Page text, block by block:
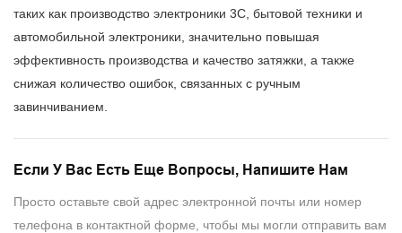
таких как производство электроники 3C, бытовой техники и
автомобильной электроники, значительно повышая
эффективность производства и качество затяжки, а также
снижая количество ошибок, связанных с ручным
завинчиванием.
Если У Вас Есть Еще Вопросы, Напишите Нам
Просто оставьте свой адрес электронной почты или номер
телефона в контактной форме, чтобы мы могли отправить вам